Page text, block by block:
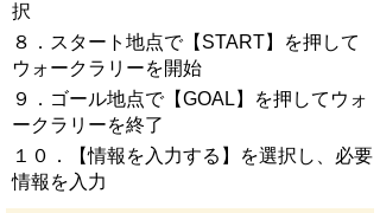
択
８．スタート地点で【START】を押して
ウォークラリーを開始
９．ゴール地点で【GOAL】を押してウォ
ークラリーを終了
１０．【情報を入力する】を選択し、必要
情報を入力